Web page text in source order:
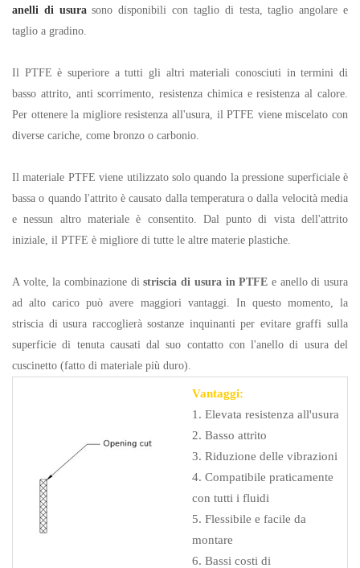
anelli di usurasono disponibili con taglio di testa, taglio angolare e
taglio a gradino.
Il PTFE è superiore a tutti gli altri materiali conosciuti in termini di
basso attrito, anti scorrimento, resistenza chimica e resistenza al calore.
Per ottenere la migliore resistenza all'usura, il PTFE viene miscelato con
diverse cariche, come bronzo o carbonio.
Il materiale PTFE viene utilizzato solo quando la pressione superficiale è
bassa o quando l'attrito è causato dalla temperatura o dalla velocità media
e nessun altro materiale è consentito. Dal punto di vista dell'attrito
iniziale, il PTFE è migliore di tutte le altre materie plastiche.
A volte, la combinazione distriscia di usura in PTFE e anello di usura
ad alto carico può avere maggiori vantaggi. In questo momento, la
striscia di usura raccoglierà sostanze inquinanti per evitare graffi sulla
superficie di tenuta causati dal suo contatto con l'anello di usura del
cuscinetto (fatto di materiale più duro).
Vantaggi:
1. Elevata resistenza all'usura
2. Basso attrito
3. Riduzione delle vibrazioni
4. Compatibile praticamente
con tutti i fluidi
5. Flessibile e facile da
montare
6. Bassi costi di